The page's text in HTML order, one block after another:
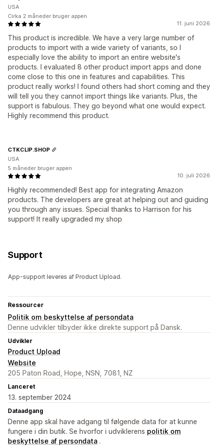
11. juni 2026
This product is incredible. We have a very large number of
products to import with a wide variety of variants, so I
especially love the ability to import an entire website's
products. I evaluated 8 other product import apps and done
come close to this one in features and capabilities. This
product really works! I found others had short coming and they
will tell you they cannot import things like variants. Plus, the
support is fabulous. They go beyond what one would expect.
Highly recommend this product.
USA
Cirka 2 måneder bruger appen
10. juli 2026
Highly recommended! Best app for integrating Amazon
products. The developers are great at helping out and guiding
you through any issues. Special thanks to Harrison for his
support! It really upgraded my shop
CTKCLIP.SHOP
USA
5 måneder bruger appen
Support
App-support leveres af Product Upload.
Ressourcer
Politik om beskyttelse af persondata
Denne udvikler tilbyder ikke direkte support på Dansk.
Udvikler
Product Upload
Website
205 Paton Road, Hope, NSN, 7081, NZ
Lanceret
13. september 2024
Dataadgang
Denne app skal have adgang til følgende data for at kunne
fungere i din butik. Se hvorfor i udviklerens politik om
beskyttelse af persondata .